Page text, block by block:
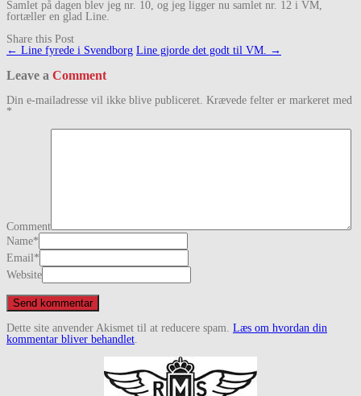
Samlet på dagen blev jeg nr. 10, og jeg ligger nu samlet nr. 12 i VM,
fortæller en glad Line.
Share this Post
Post
← Line fyrede i Svendborg Line gjorde det godt til VM. →
Leave a Comment
Din e-mailadresse vil ikke blive publiceret. Krævede felter er markeret med
*
Comment
Name*
Email*
Website
Dette site anvender Akismet til at reducere spam. Læs om hvordan din
kommentar bliver behandlet.